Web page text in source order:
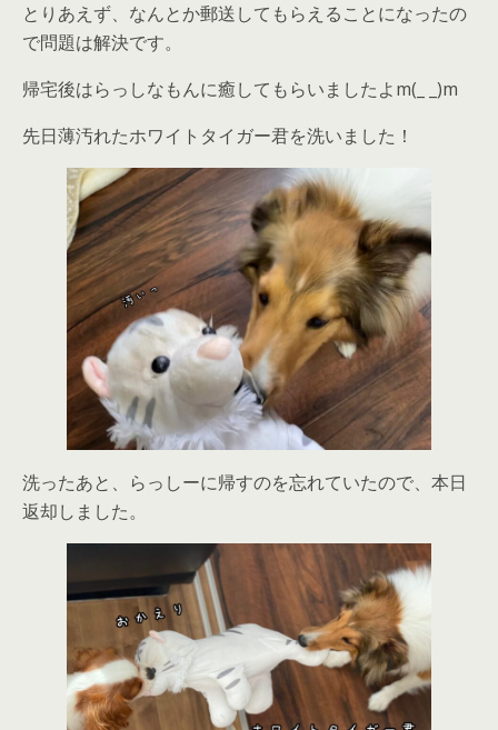
とりあえず、なんとか郵送してもらえることになったの
で問題は解決です。
帰宅後はらっしなもんに癒してもらいましたよm(_ _)m
先日薄汚れたホワイトタイガー君を洗いました！
洗ったあと、らっしーに帰すのを忘れていたので、本日
返却しました。